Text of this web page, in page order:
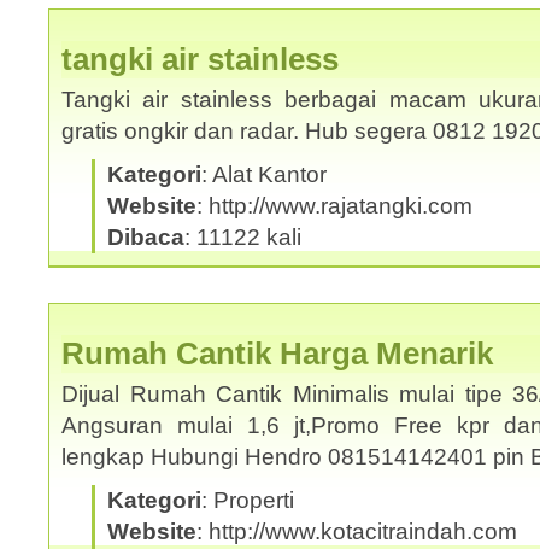
tangki air stainless
Tangki air stainless berbagai macam
gratis ongkir dan radar. Hub segera 0812
Kategori: Alat Kantor
Website: http://www.rajatangki.com
Dibaca: 11122 kali
Rumah Cantik Harga Menarik
Dijual Rumah Cantik Minimalis mulai tipe
Angsuran mulai 1,6 jt,Promo Free kpr
lengkap Hubungi Hendro 081514142401
Kategori: Properti
Website: http://www.kotacitraindah.com